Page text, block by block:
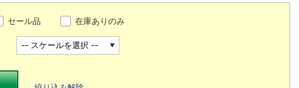
セール品 在庫ありのみ